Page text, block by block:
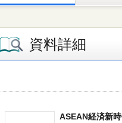
資料詳細
ASEAN経済新